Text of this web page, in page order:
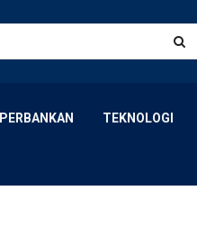
PERBANKAN TEKNOLOGI